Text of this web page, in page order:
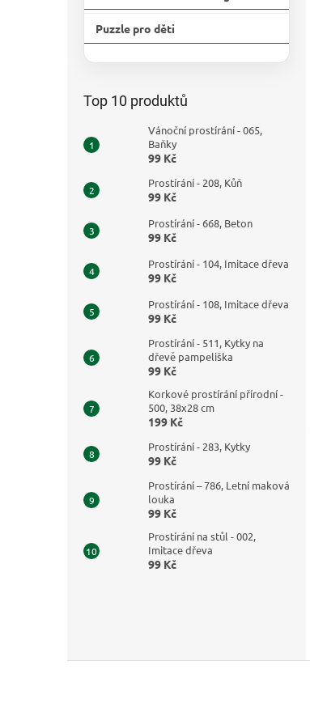
Puzzle pro děti
kategorie
Top 10 produktů
Vánoční prostírání - 065,
Baňky
99 Kč
Prostírání - 208, Kůň
99 Kč
Prostírání - 668, Beton
99 Kč
Prostírání - 104, Imitace dřeva
99 Kč
Prostírání - 108, Imitace dřeva
99 Kč
Prostírání - 511, Kytky na
dřevě pampeliška
99 Kč
Korkové prostírání přírodní -
500, 38x28 cm
199 Kč
Prostírání - 283, Kytky
99 Kč
Prostírání – 786, Letní maková
louka
99 Kč
Prostírání na stůl - 002,
Imitace dřeva
99 Kč